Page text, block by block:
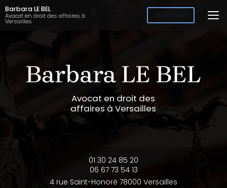
Aller
au
contenu
Barbara LE BEL
Avocat en droit des affaires à
Versailles
Rendez-vous
Avocat en droit des
affaires à Versailles
01 30 24 85 20
06 67 73 54 13
4 rue Saint-Honoré 78000 Versailles